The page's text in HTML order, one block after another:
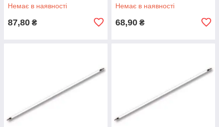
Немає в наявності
87,80 ₴
Немає в наявності
68,90 ₴